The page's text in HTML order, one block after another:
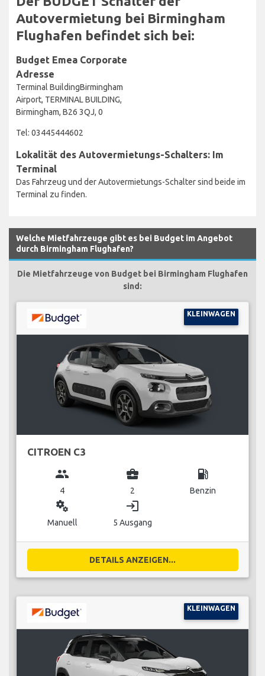
Autovermietung bei Birmingham
Flughafen befindet sich bei:
Budget Emea Corporate
Adresse
Terminal BuildingBirmingham
Airport, TERMINAL BUILDING,
Birmingham, B26 3QJ, 0
Tel: 03445444602
Lokalität des Autovermietungs-Schalters: Im
Terminal
Das Fahrzeug und der Autovermietungs-Schalter sind beide im
Terminal zu finden.
Welche Mietfahrzeuge gibt es bei Budget im Angebot
durch Birmingham Flughafen?
Die Mietfahrzeuge von Budget bei Birmingham Flughafen
sind:
KLEINWAGEN
CITROEN C3
group
4
business_center
2
local_gas_station
Benzin
miscellaneous_services
Manuell
login
5 Ausgang
DETAILS ANZEIGEN...
KLEINWAGEN